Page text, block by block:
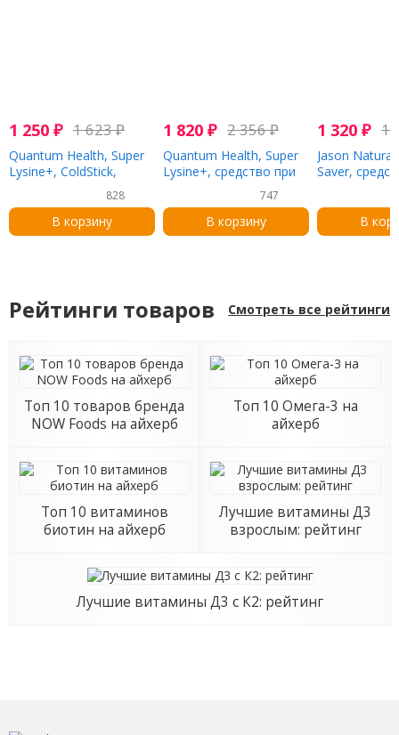
1 250 ₽ 1 623₽
Quantum Health, Super
Lysine+, ColdStick,
солнцезащитное
средство для губ, SPF
21, 5 г (0,17 унции)
828
В корзину
1 820 ₽ 2 356₽
Quantum Health, Super
Lysine+, средство при
герпесе, 0,25 унции (7 г)
747
В корзину
1 320 ₽ 1
Jason
Saver,
дерево, 15
унции)
В
Рейтинги товаров Смотреть все рейтинги
Топ 10 товаров бренда
NOW Foods на айхерб
Топ 10 Омега-3 на
айхерб
Топ 10 витаминов
биотин на айхерб
Лучшие витамины Д3
взрослым: рейтинг
Лучшие витамины Д3 с К2: рейтинг